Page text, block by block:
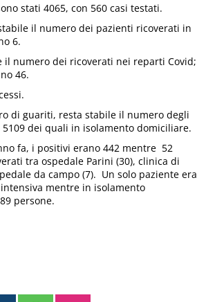
stati 4065, con 560 casi testati.
il numero dei pazienti ricoverati in
6.
il numero dei ricoverati nei reparti Covid;
46.
di guariti, resta stabile il numero degli
dei quali in isolamento domiciliare.
fa, i positivi erano 442 mentre 52
tra ospedale Parini (30), clinica di
da campo (7). Un solo paziente era
mentre in isolamento
persone.